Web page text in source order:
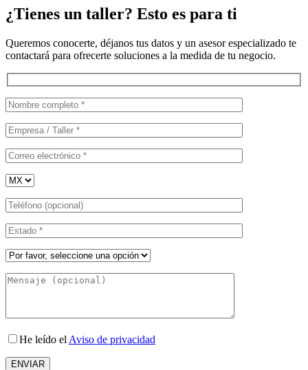
¿Tienes un taller? Esto es para ti
Queremos conocerte, déjanos tus datos y un asesor especializado te
contactará para ofrecerte soluciones a la medida de tu negocio.
He leído el Aviso de privacidad